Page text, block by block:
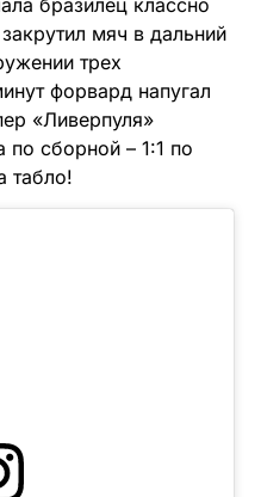
бразилец классно
мяч в дальний
трех
форвард напугал
«Ливерпуля»
по сборной – 1:1 по
табло!